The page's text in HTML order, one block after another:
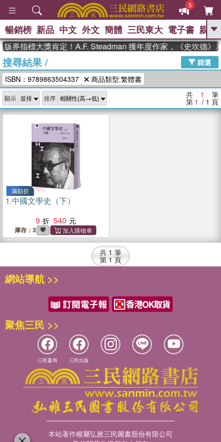
5
GO
高希均教授回憶錄
、 The Odyssey 、 父親節 、 如果歷
史是一群喵 、
獎 臺灣漫遊錄 、 方念華 、 台灣的李
登輝時代
數學女孩：黎曼猜想 、
偉大的迷走神經
暢銷榜 新品 中文 外文 簡體 三民東大 電子書 親子
界指標大獎肯定！A.F. Steadman 獲年度作家，《史坎德》
搜尋結果/
篩選
ISBN：9789863504337
商品類型:繁體書
顯示 排序 共 1 筆
第 1 / 1 頁
滿額折
1.中國文學史（下）
9
540
庫存：3
共 1 筆
第 1 頁
網站導航 >>
聚焦三民 >>
三民書局 三民出版
本站著作權屬弘雅三民圖書股份有限公司